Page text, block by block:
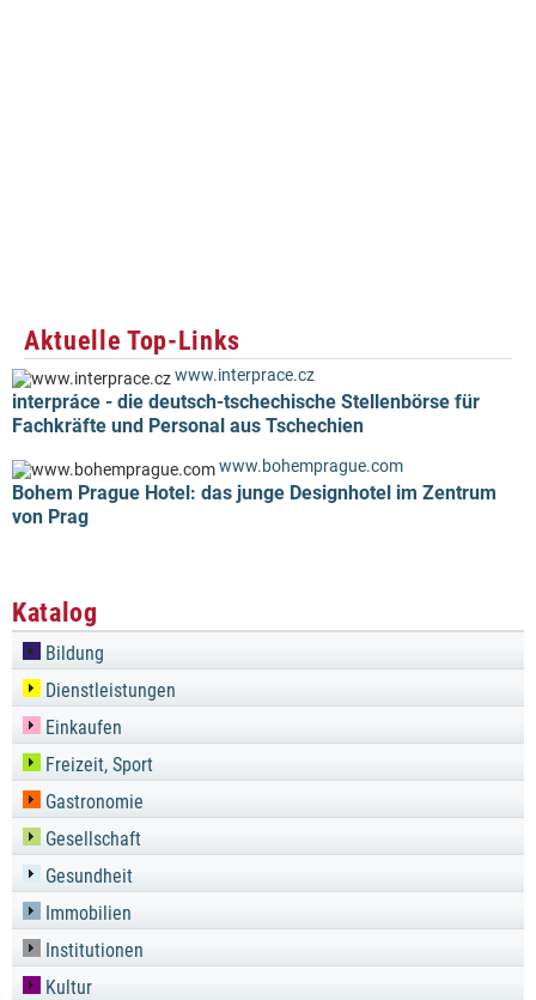
Aktuelle Top-Links
www.interprace.cz
interpráce - die deutsch-tschechische Stellenbörse für
Fachkräfte und Personal aus Tschechien
www.bohemprague.com
Bohem Prague Hotel: das junge Designhotel im Zentrum
von Prag
Katalog
Bildung
Dienstleistungen
Einkaufen
Freizeit, Sport
Gastronomie
Gesellschaft
Gesundheit
Immobilien
Institutionen
Kultur